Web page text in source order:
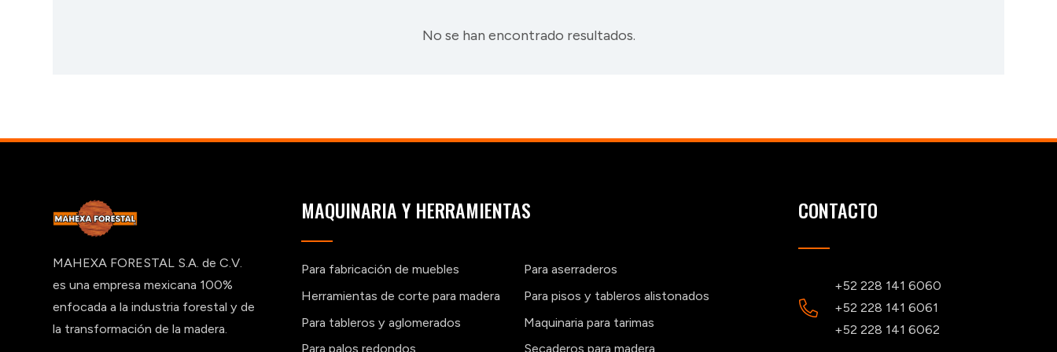
No se han encontrado resultados.
MAHEXA FORESTAL S.A. de C.V.
es una empresa mexicana 100%
enfocada a la industria forestal y de
la transformación de la madera.
MAQUINARIA Y HERRAMIENTAS
Para fabricación de muebles
Para aserraderos
Herramientas de corte para madera
Para pisos y tableros alistonados
Para tableros y aglomerados
Maquinaria para tarimas
Para palos redondos
Secaderos para madera
CONTACTO
+52 228 141 6060
+52 228 141 6061
+52 228 141 6062